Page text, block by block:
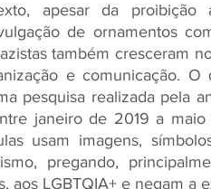
apesar da
de ornamentos
também cresceram
e comunicação. O
pesquisa realizada pela
janeiro de 2019 a
usam imagens,
pregando,
aos LGBTQIA+ e negam a